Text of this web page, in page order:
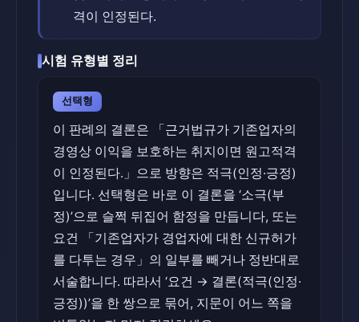
격이 인정된다.
시험 유형별 정리
선택형
이 판례의 결론은 「근거법규가 기존업자의
경영상 이익을 보호하는 취지이면 원고적격
이 인정된다.」으로 방향은 적극(인정·긍정)
입니다. 선택형은 바로 이 결론을 ‘소극(부
정)’으로 슬쩍 뒤집어 함정을 만듭니다, 또는
요건 「기존업자가 경업자에 대한 신규허가
를 다투는 경우」의 일부를 빼거나 정반대로
서술합니다. 따라서 ‘요건 → 결론(적극(인정·
긍정))’을 한 쌍으로 묶어, 지문이 어느 쪽을